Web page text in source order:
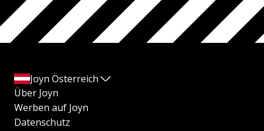
Joyn Österreich
Über Joyn
Werben auf Joyn
Datenschutz